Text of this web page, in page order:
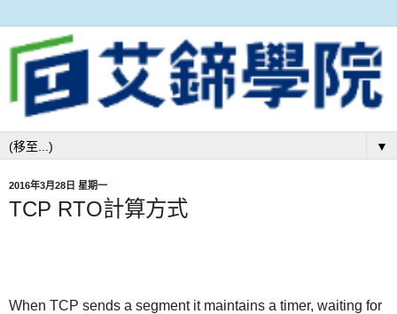
▼
2016年3月28日 星期一
TCP RTO計算方式
When TCP sends a segment it maintains a timer, waiting for